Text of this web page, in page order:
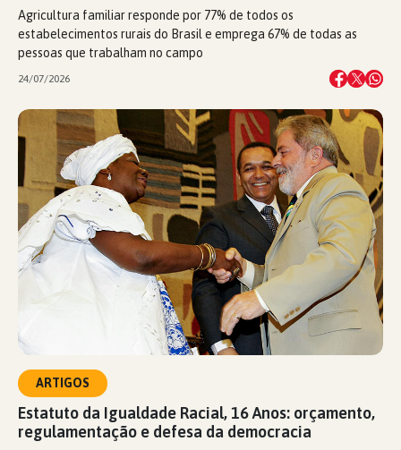
Agricultura familiar responde por 77% de todos os
estabelecimentos rurais do Brasil e emprega 67% de todas as
pessoas que trabalham no campo
24/07/2026
ARTIGOS
Estatuto da Igualdade Racial, 16 Anos: orçamento,
regulamentação e defesa da democracia